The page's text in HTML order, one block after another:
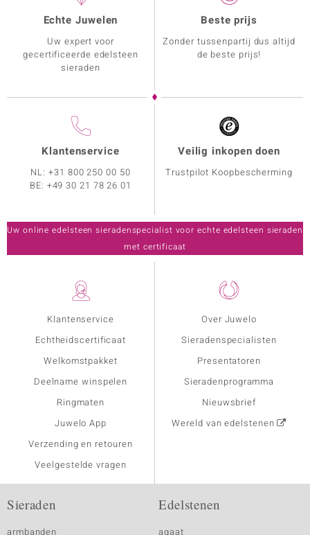
Klantenservice
Echtheidscertificaat
Welkomstpakket
Deelname winspelen
Ringmaten
Juwelo App
Verzending en retouren
Veelgestelde vragen
Over Juwelo
Sieradenspecialisten
Presentatoren
Sieradenprogramma
Nieuwsbrief
Wereld van edelstenen
Echte Juwelen
Uw expert voor
gecertificeerde edelsteen
sieraden
Beste prijs
Zonder tussenpartij dus altijd
de beste prijs!
Klantenservice
NL:+31 800 250 00 50
BE: +49 30 21 78 26 01
Veilig inkopen doen
Trustpilot Koopbescherming
Uw online edelsteen sieradenspecialist voor echte edelsteen sieraden
met certificaat
Sieraden
armbanden
Edelstenen
agaat